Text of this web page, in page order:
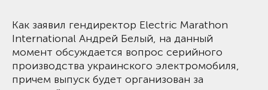
Как заявил гендиректор Electric Marathon
International Андрей Белый, на данный
момент обсуждается вопрос серийного
производства украинского электромобиля,
причем выпуск будет организован за